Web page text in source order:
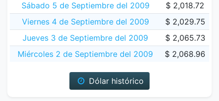
Sábado 5 de Septiembre del 2009
$ 2,018.72
Viernes 4 de Septiembre del 2009
$ 2,029.75
Jueves 3 de Septiembre del 2009
$ 2,065.73
Miércoles 2 de Septiembre del 2009
$ 2,068.96
Dólar histórico